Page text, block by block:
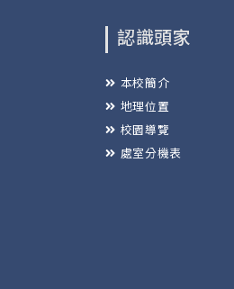
認識頭家
本校簡介
地理位置
校園導覽
處室分機表